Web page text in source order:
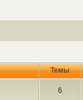
Темы
6